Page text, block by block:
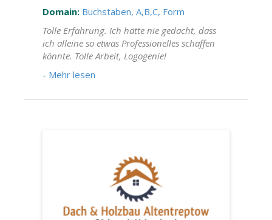
Domain: Buchstaben, A,B,C, Form
Tolle Erfahrung. Ich hätte nie gedacht, dass
ich alleine so etwas Professionelles schaffen
könnte. Tolle Arbeit, Logogenie!
- Mehr lesen